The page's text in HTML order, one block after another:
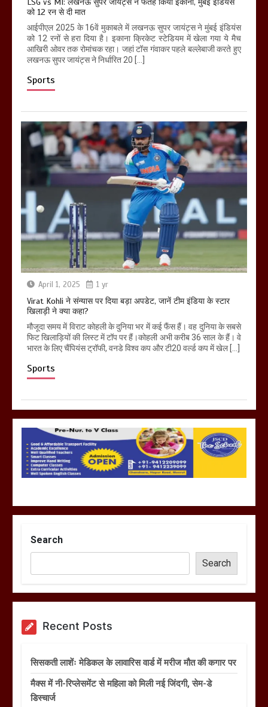
LSG vs MI: लखनऊ सुपर जायंट्स ने फतेह किया इकाना, मुंबई इंडियंस
को 12 रन से दी मात
आईपीएल 2025 के 16वें मुकाबले में लखनऊ सुपर जायंट्स ने मुंबई इंडियंस
को 12 रनों से हरा दिया है। इकाना क्रिकेट स्टेडियम में खेला गया ये मैच
आखिरी ओवर तक रोमांचक रहा। जहां टॉस गंवाकर पहले बल्लेबाजी करते हुए
लखनऊ सुपर जायंट्स ने निर्धारित 20 […]
Sports
April 1, 2025 1 yr
Virat Kohli ने संन्यास पर दिया बड़ा अपडेट, जानें टीम इंडिया के स्टार
खिलाड़ी ने क्या कहा?
मौजूदा समय में विराट कोहली के दुनिया भर में कई फैंस हैं। वह दुनिया के सबसे
फिट खिलाड़ियों की लिस्ट में टॉप पर हैं।कोहली अभी करीब 36 साल के हैं। वे
भारत के लिए चैंपियंस ट्रॉफी, वनडे विश्व कप और टी20 वर्ल्ड कप में खेल […]
Sports
Search
Search
Recent Posts
सिसकती लाशेंः मेडिकल के लावारिस वार्ड में मरीज मौत की कगार पर
मैक्स में नी-रिप्लेसमेंट से महिला को मिली नई जिंदगी, सेम-डे
डिस्चार्ज